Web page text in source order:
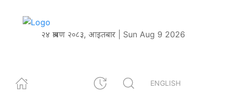
२४ श्रावण २०८३, आइतबार | Sun Aug 9 2026
ENGLISH